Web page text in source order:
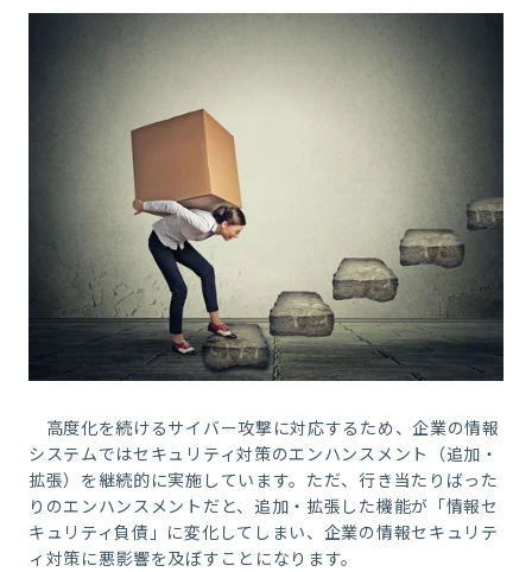
高度化を続けるサイバー攻撃に対応するため、企業の情報
システムではセキュリティ対策のエンハンスメント（追加・
拡張）を継続的に実施しています。ただ、行き当たりばった
りのエンハンスメントだと、追加・拡張した機能が「情報セ
キュリティ負債」に変化してしまい、企業の情報セキュリテ
ィ対策に悪影響を及ぼすことになります。